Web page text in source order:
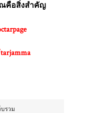
ณคือสิ่งสำคัญ
รวม